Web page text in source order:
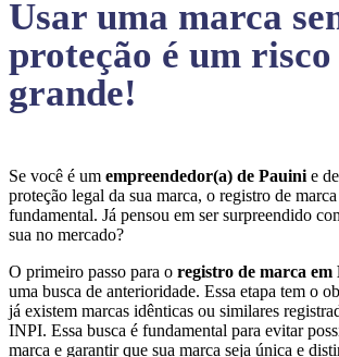
Usar uma marca
proteção é um
grande!
Se você é um empreendedor(a) de Pauini e
proteção legal da sua marca, o registro de
fundamental. Já pensou em ser surpreendido
sua no mercado?
O primeiro passo para o registro de marca em
uma busca de anterioridade. Essa etapa tem o
já existem marcas idênticas ou similares
INPI. Essa busca é fundamental para evitar
marca e garantir que sua marca seja única e